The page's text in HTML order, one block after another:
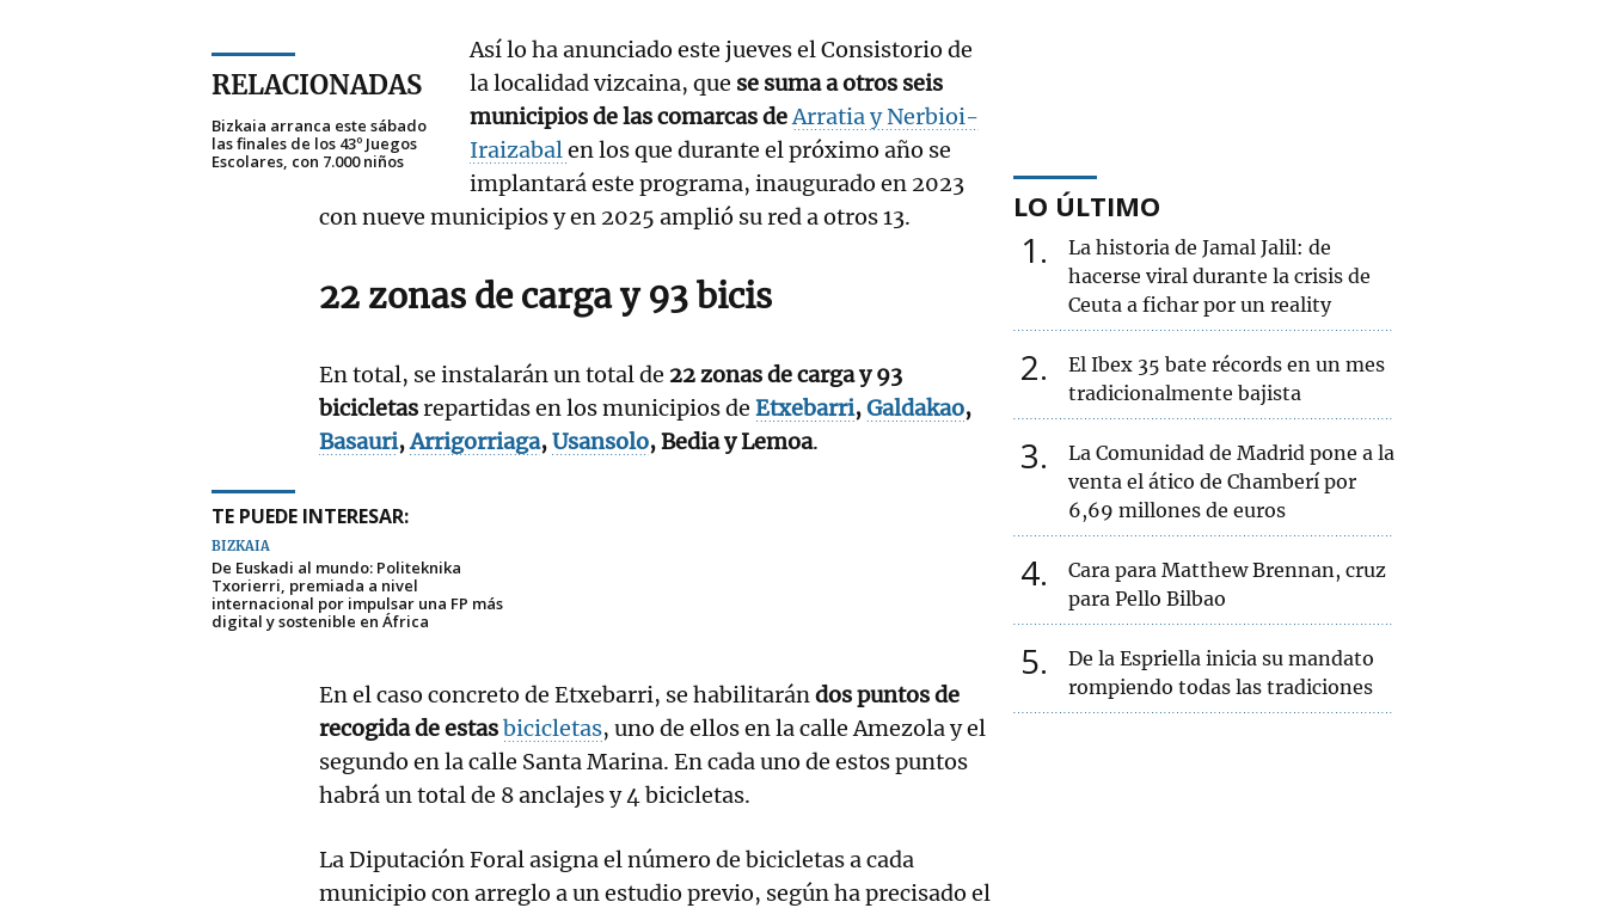
RELACIONADAS
Bizkaia arranca este sábado
las finales de los 43º Juegos
Escolares, con 7.000 niños
Así lo ha anunciado este jueves el Consistorio de
la localidad vizcaina, que se suma a otros seis
municipios de las comarcas deArratia y Nerbioi-
Iraizabalen los que durante el próximo año se
implantará este programa, inaugurado en 2023
con nueve municipios y en 2025 amplió su red a otros 13.
22 zonas de carga y 93 bicis
En total, se instalarán un total de 22 zonas de carga y 93
bicicletasrepartidas en los municipios de Etxebarri,Galdakao,
Basauri,Arrigorriaga,Usansolo, Bedia y Lemoa.
TE PUEDE INTERESAR:
BIZKAIA
De Euskadi al mundo: Politeknika
Txorierri, premiada a nivel
internacional por impulsar una FP más
digital y sostenible en África
En el caso concreto de Etxebarri, se habilitarándos puntos de
recogida de estasbicicletas, uno de ellos en la calle Amezola y el
segundo en la calle Santa Marina. En cada uno de estos puntos
habrá un total de 8 anclajes y 4 bicicletas.
La Diputación Foral asigna el número de bicicletas a cada
municipio con arreglo a un estudio previo, según ha precisado el
LO ÚLTIMO
1
La historia de Jamal Jalil: de
hacerse viral durante la crisis de
Ceuta a fichar por un reality
2
El Ibex 35 bate récords en un mes
tradicionalmente bajista
3
La Comunidad de Madrid pone a la
venta el ático de Chamberí por
6,69 millones de euros
4
Cara para Matthew Brennan, cruz
para Pello Bilbao
5
De la Espriella inicia su mandato
rompiendo todas las tradiciones